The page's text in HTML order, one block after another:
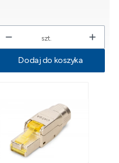
szt.
Dodaj do koszyka